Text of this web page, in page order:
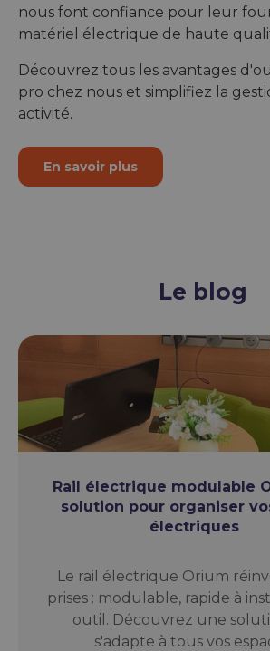
nous font confiance pour leur
matériel électrique de haute
Découvrez tous les avantages
pro chez nous et simplifiez la
activité.
En savoir plus
Le blog
Rail électrique modulable
solution pour organiser
électriques
Le rail électrique Orium
prises : modulable, rapide à
outil. Découvrez une
s'adapte à tous vos